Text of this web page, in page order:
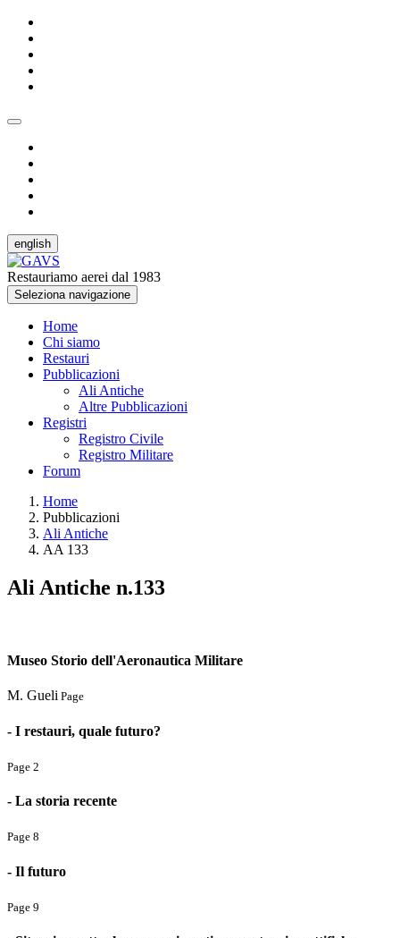
english
Restauriamo aerei dal 1983
Seleziona navigazione
Home
Chi siamo
Restauri
Pubblicazioni
Ali Antiche
Altre Pubblicazioni
Registri
Registro Civile
Registro Militare
Forum
Home
Pubblicazioni
Ali Antiche
AA 133
Ali Antiche n.133
Museo Storio dell'Aeronautica Militare
M. Gueli Page
- I restauri, quale futuro?
Page 2
- La storia recente
Page 8
- Il futuro
Page 9